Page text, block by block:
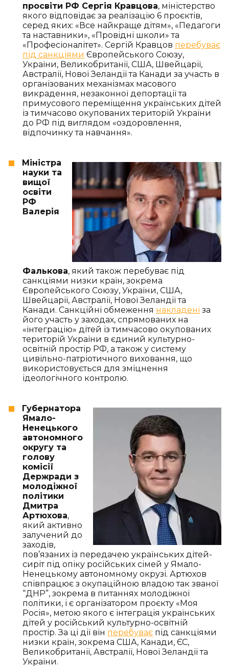
просвіти РФ Сергія Кравцова, міністерство
якого відповідає за реалізацію 6 проєктів,
серед яких: «Все найкраще дітям», «Педагоги
та наставники», «Провідні школи» та
«Професіоналітет». Сергій Кравцов перебуває
під санкціями Європейського Союзу,
України, Великобританії, США, Швейцарії,
Австралії, Нової Зеландії та Канади за участь в
організованих механізмах масового
викрадення, незаконної депортації та
примусового переміщення українських дітей
із тимчасово окупованих територій України
до РФ під виглядом «оздоровлення,
відпочинку та навчання».
Міністра
науки та
вищої
освіти
РФ
Валерія
Фалькова, який також перебуває під
санкціями низки країн, зокрема
Європейського Союзу, України, США,
Швейцарії, Австралії, Нової Зеландії та
Канади. Санкційні обмеження накладені за
його участь у заходах, спрямованих на
«інтеграцію» дітей із тимчасово окупованих
територій України в єдиний культурно-
освітній простір РФ, а також у систему
цивільно-патріотичного виховання, що
використовується для зміцнення
ідеологічного контролю.
Губернатора
Ямало-
Ненецького
автономного
округу та
голову
комісії
Держради з
молодіжної
політики
Дмитра
Артюхова,
який активно
залучений до
заходів,
пов’язаних із передачею українських дітей-
сиріт під опіку російських сімей у Ямало-
Ненецькому автономному окрузі. Артюхов
співпрацює з окупаційною владою так званої
“ДНР”, зокрема в питаннях молодіжної
політики, і є організатором проєкту «Моя
Росія», метою якого є інтеграція українських
дітей у російський культурно-освітній
простір. За ці дії він перебуває під санкціями
низки країн, зокрема США, Канади, ЄС,
Великобританії, Австралії, Нової Зеландії та
України.